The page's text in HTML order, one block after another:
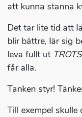
att kunna stanna
Det tar lite tid att
blir bättre, lär sig
leva fullt ut TROTS
får alla.
Tanken styr!
Till exempel